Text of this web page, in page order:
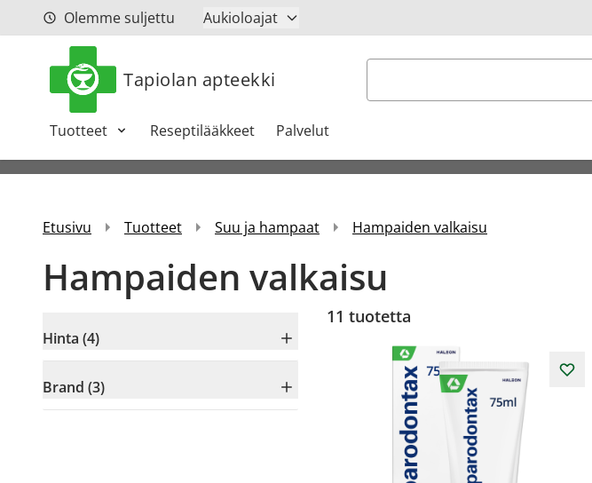
Siirry sisältöönOlemme suljettu Aukioloajat
Tapiolan apteekki Haku
Tuotteet Reseptilääkkeet Palvelut
Etusivu Tuotteet Suu ja hampaat Hampaiden valkaisu
Hampaiden valkaisu
Hinta (4)
Brand (3)
11 tuotetta